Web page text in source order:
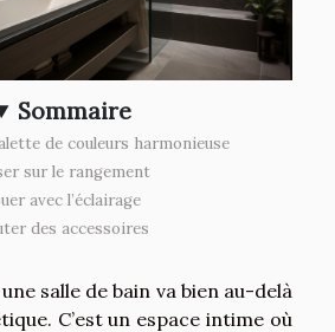
Sommaire
de couleurs harmonieuse
sur le rangement
avec l’éclairage
des accessoires
salle de bain va bien au-delà
C’est un espace intime où